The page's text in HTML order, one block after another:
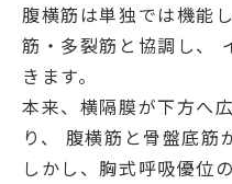
腹横筋は単独では機能
筋・多裂筋と協調し、
きます。
本来、横隔膜が下方へ
り、 腹横筋と骨盤底筋
しかし、胸式呼吸優位